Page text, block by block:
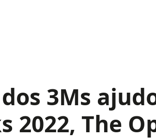
3Ms
2022, The